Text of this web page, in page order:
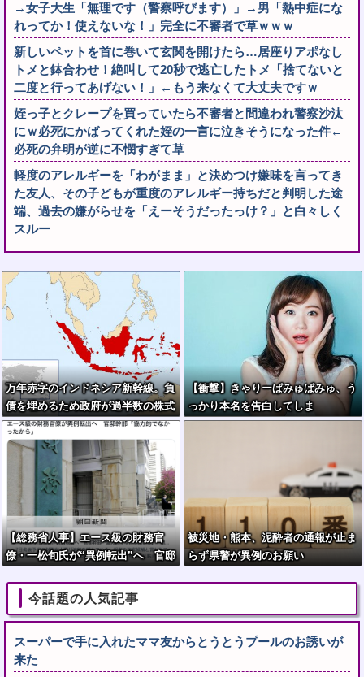
→女子大生「無理です（警察呼びます）」→男「熱中症にな
れってか！使えないな！」完全に不審者で草ｗｗｗ
新しいペットを首に巻いて玄関を開けたら…居座りアポなし
トメと鉢合わせ！絶叫して20秒で逃亡したトメ「捨てないと
二度と行ってあげない！」←もう来なくて大丈夫ですｗ
姪っ子とクレープを買っていたら不審者と間違われ警察沙汰
にｗ必死にかばってくれた姪の一言に泣きそうになった件←
必死の弁明が逆に不憫すぎて草
軽度のアレルギーを「わがまま」と決めつけ嫌味を言ってき
た友人、その子どもが重度のアレルギー持ちだと判明した途
端、過去の嫌がらせを「えーそうだったっけ？」と白々しく
スルー
万年赤字のインドネシア新幹線。負
債を埋めるため政府が過半数の株式
を引き受ける
【衝撃】きゃりーぱみゅぱみゅ、う
っかり本名を告白してしま
う！！！！！
【総務省人事】エース級の財務官
僚・一松旬氏が“異例転出”へ 官邸
被災地・熊本、泥酔者の通報が止ま
らず県警が異例のお願い
今話題の人気記事
スーパーで手に入れたママ友からとうとうプールのお誘いが
来た